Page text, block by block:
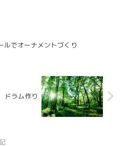
ルでオーナメントづくり
ドラム作り